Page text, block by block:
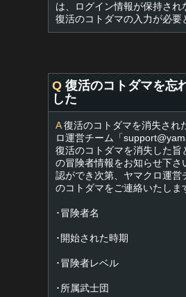
は、ログイン情報が保持され
復活のコトダマの入力が必要
Q 復活のコトダマを忘
した
A復活のコトダマを消失され
ロ運営チーム「
復活のコトダマを消失した旨
の冒険者情報をお知らせ下さ
認ができ次第、ヤマクロ運営
のコトダマをご連絡いたしま
･冒険者名
･開始された時期
･冒険者レベル
･所属武士団